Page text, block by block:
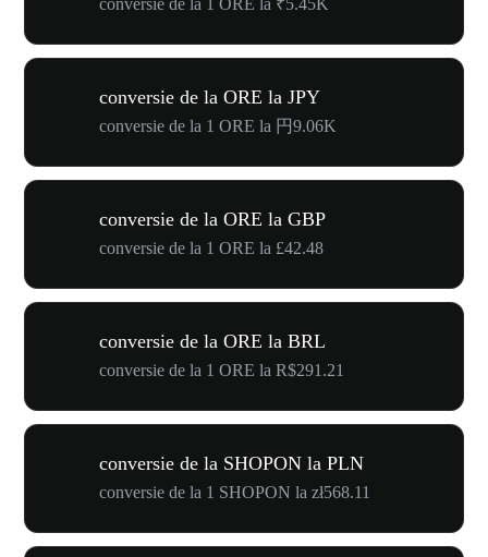
conversie de la 1 ORE la ₹5.45K
conversie de la ORE la JPY
conversie de la 1 ORE la 円9.06K
conversie de la ORE la GBP
conversie de la 1 ORE la £42.48
conversie de la ORE la BRL
conversie de la 1 ORE la R$291.21
conversie de la SHOPON la PLN
conversie de la 1 SHOPON la zł568.11